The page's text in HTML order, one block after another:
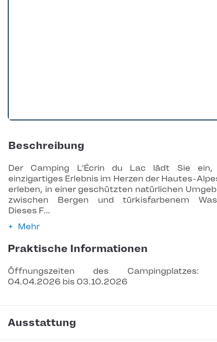
Beschreibung
Der Camping L'Écrin du Lac lädt Sie ein,
einzigartiges Erlebnis im Herzen der Hautes-
erleben, in einer geschützten natürlichen
zwischen Bergen und türkisfarbenem
Dieses F…
Mehr
Praktische Informationen
Öffnungszeiten des Campingplatzes:
04.04.2026 bis 03.10.2026
Ausstattung